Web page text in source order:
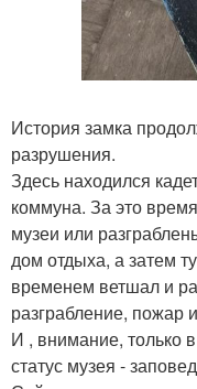
История замка
разрушения.
Здесь находился
коммуна. За это
музеи или
дом отдыха, а затем
временем ветшал и
разграбление, пожар
И , внимание, только
статус музея -